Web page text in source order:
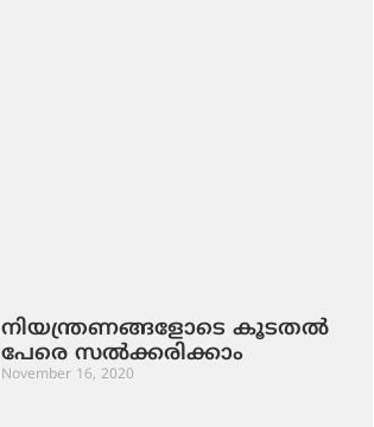
നിയന്ത്രണങ്ങളോടെ കൂടതല്‍
പേരെ സല്‍ക്കരിക്കാം
November 16, 2020